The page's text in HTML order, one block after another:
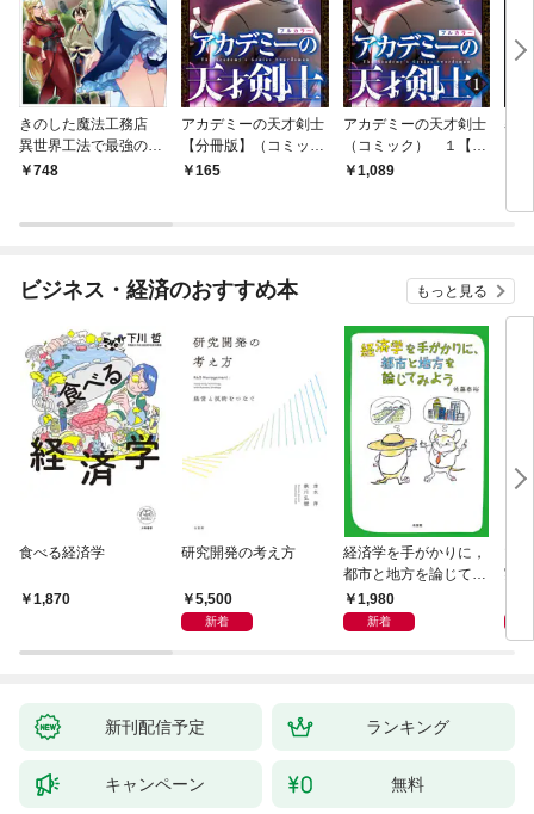
きのした魔法工務店
異世界工法で最強の家
づくりを（コミック）
748
アカデミーの天才剣士
【分冊版】（コミッ
ク） １話【フルカラ
165
アカデミーの天才剣士
（コミック） １【フ
ルカラー】
1,089
暴
ビジネス・経済のおすすめ本 もっと見る
食べる経済学
1,870
研究開発の考え方
5,500
新着
経済学を手がかりに，
都市と地方を論じてみ
よう1,980
新着
実
新刊配信予定 ランキング
キャンペーン 無料